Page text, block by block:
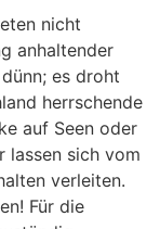
nicht
anhaltender
es droht
herrschende
auf Seen oder
lassen sich vom
verleiten.
Für die